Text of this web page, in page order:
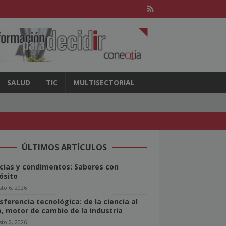
SALUD TIC MULTISECTORIAL
ÚLTIMOS ARTÍCULOS
y condimentos: Sabores con
6, 2026
tecnológica: de la ciencia al
motor de cambio de la industria
2, 2026